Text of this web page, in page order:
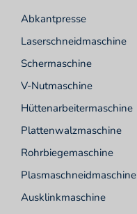
Abkantpresse
Laserschneidmaschine
Schermaschine
V-Nutmaschine
Hüttenarbeitermaschine
Plattenwalzmaschine
Rohrbiegemaschine
Plasmaschneidmaschine
Ausklinkmaschine